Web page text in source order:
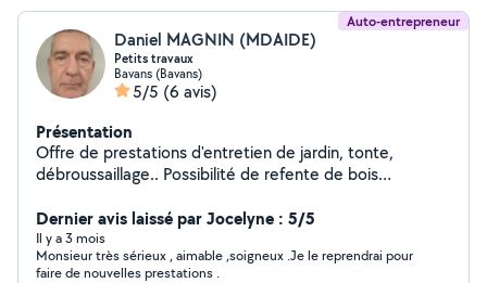
Auto-entrepreneur
Daniel MAGNIN (MDAIDE)
Petits travaux
Bavans (Bavans)
5/5 (6 avis)
Présentation
Offre de prestations d'entretien de jardin, tonte,
débroussaillage.. Possibilité de refente de bois
transport de bois Petits travaux dans maison et jardin
Dernier avis laissé par Jocelyne : 5/5
Il y a 3 mois
Monsieur très sérieux , aimable ,soigneux .Je le reprendrai pour
faire de nouvelles prestations .